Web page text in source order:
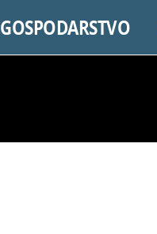
GOSPODARSTVO